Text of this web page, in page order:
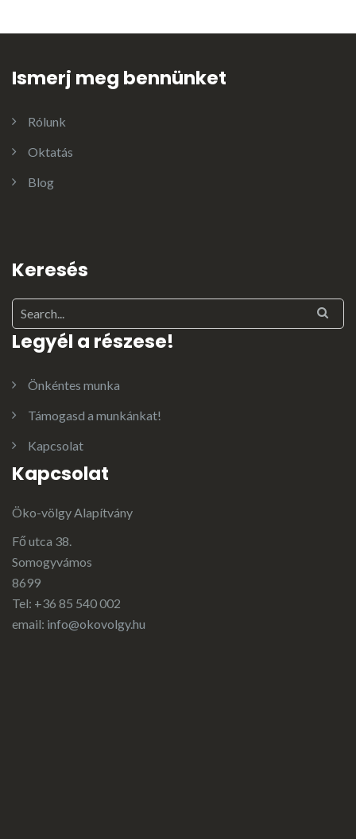
Ismerj meg bennünket
Rólunk
Oktatás
Blog
Keresés
Legyél a részese!
Önkéntes munka
Támogasd a munkánkat!
Kapcsolat
Kapcsolat
Öko-völgy Alapítvány
Fő utca 38.
Somogyvámos
8699
Tel: +36 85 540 002
email: info@okovolgy.hu